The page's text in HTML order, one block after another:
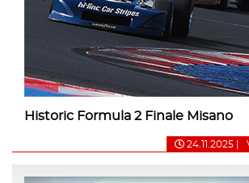
Historic Formula 2 Finale Misano
24.11.2025